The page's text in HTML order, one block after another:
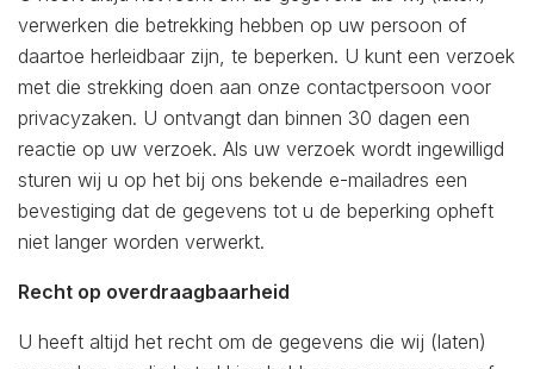
verwerken die betrekking hebben op uw persoon of
daartoe herleidbaar zijn, te beperken. U kunt een verzoek
met die strekking doen aan onze contactpersoon voor
privacyzaken. U ontvangt dan binnen 30 dagen een
reactie op uw verzoek. Als uw verzoek wordt ingewilligd
sturen wij u op het bij ons bekende e-mailadres een
bevestiging dat de gegevens tot u de beperking opheft
niet langer worden verwerkt.
Recht op overdraagbaarheid
U heeft altijd het recht om de gegevens die wij (laten)